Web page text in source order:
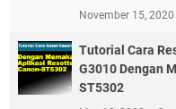
November 15, 2020
Tutorial Cara
G3010 Dengan
ST5302